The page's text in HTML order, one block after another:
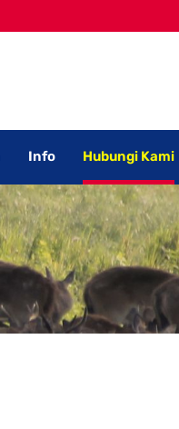
Info Hubungi Kami